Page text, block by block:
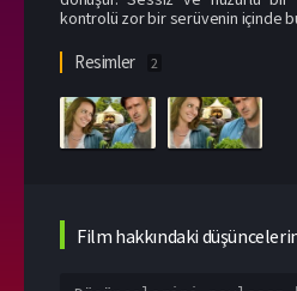
kontrolü zor bir serüvenin içinde
Resimler 2
Film hakkındaki